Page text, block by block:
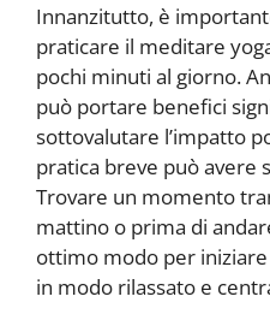
Innanzitutto, è
praticare il meditare
pochi minuti al giorno.
può portare benefici
sottovalutare l’impatto
pratica breve può avere
Trovare un momento
mattino o prima di
ottimo modo per
in modo rilassato e